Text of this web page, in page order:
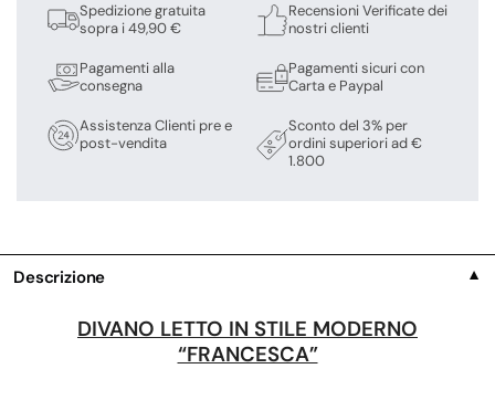
Spedizione gratuita
sopra i 49,90 €
Pagamenti alla
consegna
Assistenza Clienti pre e
post-vendita
Recensioni Verificate dei
nostri clienti
Pagamenti sicuri con
Carta e Paypal
Sconto del 3% per
ordini superiori ad €
1.800
Descrizione ▼
DIVANO LETTO IN STILE MODERNO
“FRANCESCA”